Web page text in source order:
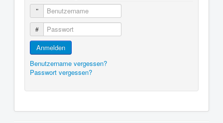
Benutzername
Passwort
Anmelden
Benutzername vergessen?
Passwort vergessen?